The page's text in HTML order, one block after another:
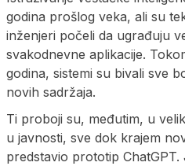
godina prošlog veka, ali su
inženjeri počeli da ugrađuju
svakodnevne aplikacije.
godina, sistemi su bivali sve
novih sadržaja.
Ti proboji su, međutim, u
u javnosti, sve dok krajem
predstavio prototip ChatGPT.